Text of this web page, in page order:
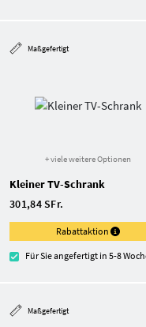
Maßgefertigt
+ viele weitere Optionen
Kleiner TV-Schrank
301,84 SFr.
Rabattaktion
Für Sie angefertigt in 5-8
Maßgefertigt